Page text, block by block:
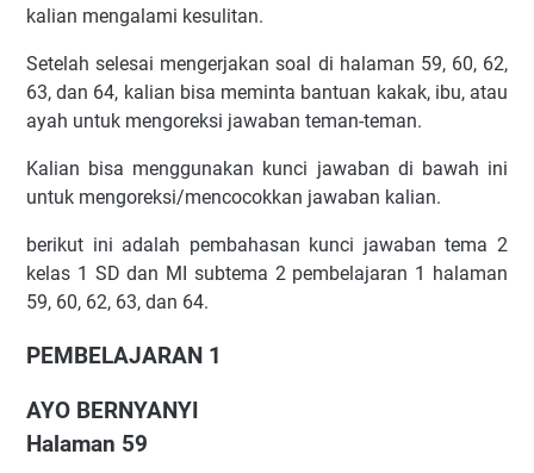
kalian mengalami kesulitan.
Setelah selesai mengerjakan soal di halaman 59, 60, 62,
63, dan 64, kalian bisa meminta bantuan kakak, ibu, atau
ayah untuk mengoreksi jawaban teman-teman.
Kalian bisa menggunakan kunci jawaban di bawah ini
untuk mengoreksi/mencocokkan jawaban kalian.
berikut ini adalah pembahasan kunci jawaban tema 2
kelas 1 SD dan MI subtema 2 pembelajaran 1 halaman
59, 60, 62, 63, dan 64.
PEMBELAJARAN 1
AYO BERNYANYI
Halaman 59